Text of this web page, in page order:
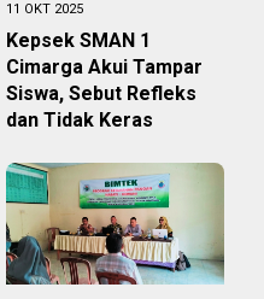
11 OKT 2025
Kepsek SMAN 1
Cimarga Akui Tampar
Siswa, Sebut Refleks
dan Tidak Keras